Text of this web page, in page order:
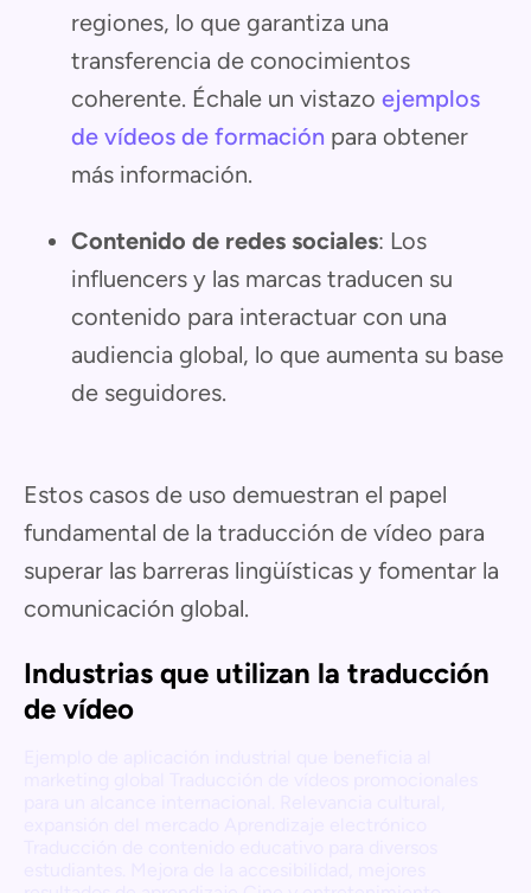
regiones, lo que garantiza una
transferencia de conocimientos
coherente. Échale un vistazo ejemplos
de vídeos de formación para obtener
más información.
Contenido de redes sociales: Los
influencers y las marcas traducen su
contenido para interactuar con una
audiencia global, lo que aumenta su base
de seguidores.
Estos casos de uso demuestran el papel
fundamental de la traducción de vídeo para
superar las barreras lingüísticas y fomentar la
comunicación global.
Industrias que utilizan la traducción
de vídeo